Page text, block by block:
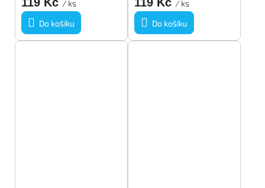
/ ks
Do košíku
/ ks
Do košíku